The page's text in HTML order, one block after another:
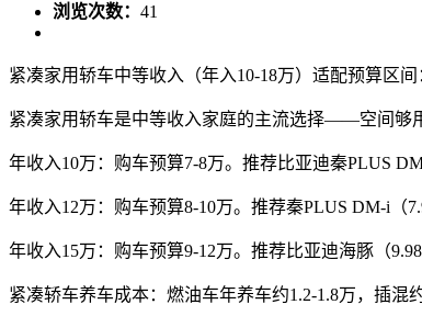
浏览次数： 41
紧凑家用轿车中等收入（年入10-18万）适配预算区间
紧凑家用轿车是中等收入家庭的主流选择——空间够
年收入10万：购车预算7-8万。推荐比亚迪秦PLUS
年收入12万：购车预算8-10万。推荐秦PLUS DM-i（
年收入15万：购车预算9-12万。推荐比亚迪海豚（
紧凑轿车养车成本：燃油车年养车约1.2-1.8万，插混